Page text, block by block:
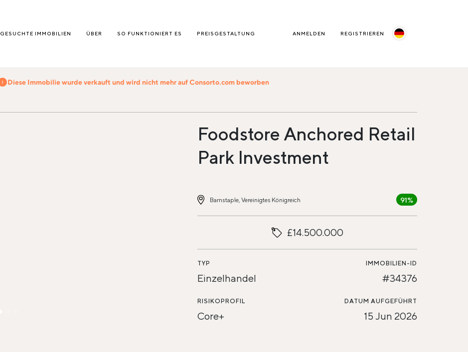
GESUCHTE IMMOBILIEN ÜBER SO FUNKTIONIERT ES PREISGESTALTUNG ANMELDEN REGISTRIEREN
Diese Immobilie wurde verkauft und wird nicht mehr auf Consorto.com beworben
Foodstore Anchored Retail
Park Investment
Barnstaple, Vereinigtes Königreich 91%
£14.500.000
TYP
Einzelhandel
IMMOBILIEN-ID
#34376
RISIKOPROFIL
Core+
DATUM AUFGEFÜHRT
15 Jun 2026